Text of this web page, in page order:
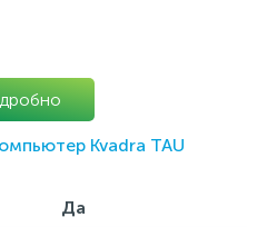
Kvadra TAU
Да